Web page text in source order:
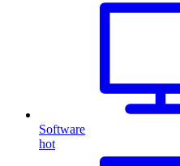
Software
hot